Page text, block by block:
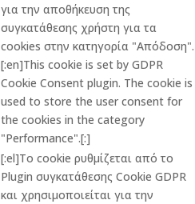
για την αποθήκευση της
συγκατάθεσης χρήστη για τα
cookies στην κατηγορία "Απόδοση".
[:en]This cookie is set by GDPR
Cookie Consent plugin. The cookie is
used to store the user consent for
the cookies in the category
"Performance".[:]
[:el]Το cookie ρυθμίζεται από το
Plugin συγκατάθεσης Cookie GDPR
και χρησιμοποιείται για την